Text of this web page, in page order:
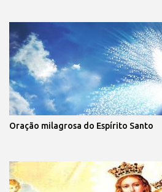
Oração milagrosa do Espírito Santo